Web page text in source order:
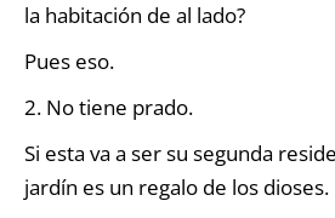
la habitación de al lado?
Pues eso.
2. No tiene prado.
Si esta va a ser su segunda
jardín es un regalo de los dioses.